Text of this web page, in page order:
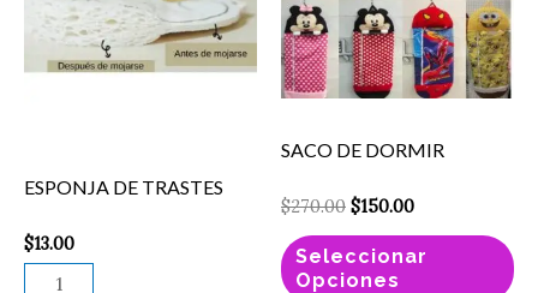
ESPONJA DE TRASTES
$13.00
cantidad
SACO DE DORMIR
$270.00 $150.00
Seleccionar
Opciones
en